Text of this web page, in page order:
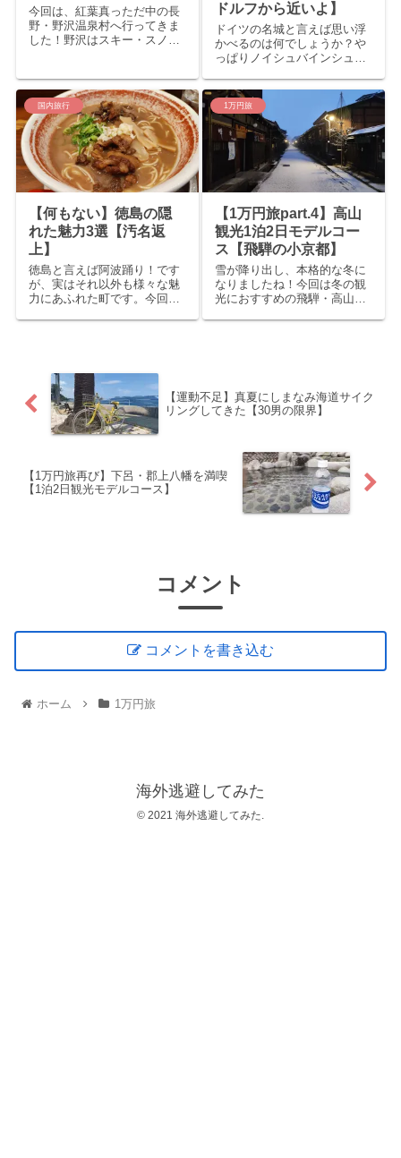
今回は、紅葉真っただ中の長
野・野沢温泉村へ行ってきま
した！野沢はスキー・スノボ
い！オフシーズンでも温泉・
グルメ・猫と色々楽しめる町
です。その魅力をちょっとだ
けご紹介します！
ドルフから近いよ】
ドイツの名城と言えば思い浮
かべるのは何でしょうか？や
っぱりノイシュバインシュタ
ュヴァンガウ城？どちらもド
イツを代表する城ですが、主
要都市から遠くなかなかアク
セスが難しいですよね。そこ
で、今回はデュッセルドルフ
から余...
国内旅行
【何もない】徳島の隠
れた魅力3選【汚名返
上】
徳島と言えば阿波踊り！です
が、実はそれ以外も様々な魅
力にあふれた町です。今回は
カフェ 徳島にはあの「鬼滅の
刃」で制作で有名なア...
1万円旅
【1万円旅part.4】高山
観光1泊2日モデルコー
ス【飛騨の小京都】
雪が降り出し、本格的な冬に
なりましたね！今回は冬の観
光におすすめの飛騨・高山の
【運動不足】真夏にしまなみ海道サイク
リングしてきた【30男の限界】
【1万円旅再び】下呂・郡上八幡を満喫
【1泊2日観光モデルコース】
コメント
コメントを書き込む
ホーム 1万円旅
海外逃避してみた
© 2021 海外逃避してみた.